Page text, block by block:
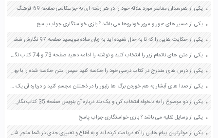
یکی از هنرمندان معاصر مورد علاقه خود را در هر رشته ای به جز عکاسی صفحه 69 فرهنگ و هنر نهم
یکی از مسیر های عبور و مرور خودروها می باشد ؟ بازی خواستگاری جواب پاسخ
یکی از حکایت هایی را که تا به حال شنیده اید به زبان ساده بنویسید صفحه 97 نگارش ششم دبستان
یکی از متن های ناتمام زیر را انتخاب کنید و نوشته را ادامه دهید صفحه 73 و 74 کتاب نگارش فارسی پنجم دبستان
یکی از درس های مندرج در کتاب درسی خود را خلاصه کنید سپس متن خلاصه شده را با بهره گیری از روش های دسته بندی نمودار جدول نقشه مفهومی نشان دهید صفحه 118 نگارش یازدهم
یکی از صدا های آبشار به هم خوردن برگ ها زنبور را در ذهنتان مجسم کنید و درباره آن یک بند بنویسید صفحه 11 نگارش پنجم
یکی از دو موضوع را به دلخواه انتخاب کن و یک بند درباره آن بنویس صفحه 35 کتاب نگارش فارسی سوم
یکی از وسایل نقلیه می باشد ؟ بازی خواستگاری جواب پاسخ
یکی از موثرترین پیام هایی را که دریافت کرده اید و به اقناع و تغییری جدی در شما منجر شده است برسی کنید و علت این تاثیر گذاری قابل توجه را بنویسید صفحه 52 تفکر و سواد رسانه ای دهم